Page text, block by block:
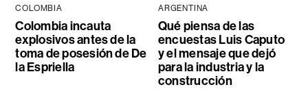
COLOMBIA
Colombia incauta
explosivos antes de la
toma de posesión de De
la Espriella
ARGENTINA
Qué piensa de las
encuestas Luis Caputo
y el mensaje que dejó
para la industria y la
construcción